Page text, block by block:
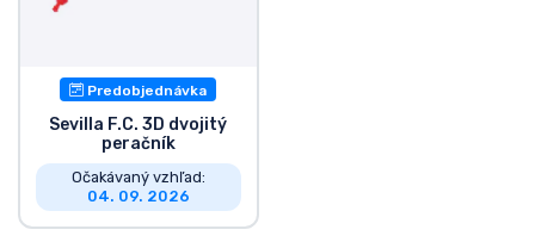
Predobjednávka
Sevilla F.C. 3D dvojitý
peračník
Očakávaný vzhľad:
04. 09. 2026
Zoradiť podľa Anime
Zoradiť podľa hier